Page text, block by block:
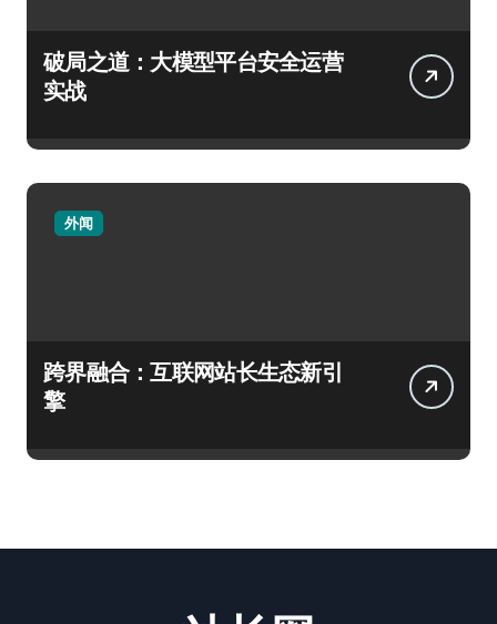
破局之道：大模型平台安全运营
实战
外闻
跨界融合：互联网站长生态新引
擎